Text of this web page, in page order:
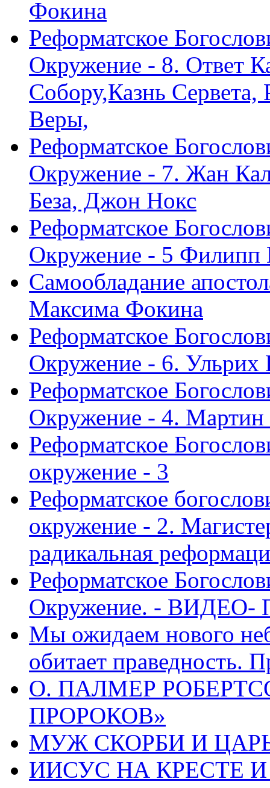
Фокина
Реформатское
Окружение - 8. Ответ
Собору,Казнь Сервета,
Веры,
Реформатское
Окружение - 7. Жан
Беза, Джон Нокс
Реформатское
Окружение - 5 Филипп
Самообладание
Максима Фокина
Реформатское
Окружение - 6. Ульрих
Реформатское
Окружение - 4.
Реформатское
окружение - 3
Реформатское
окружение - 2.
радикальная
Реформатское
Окружение. - ВИДЕО-
Мы ожидаем нового
обитает праведность.
О. ПАЛМЕР
ПРОРОКОВ»
МУЖ СКОРБИ И ЦАРЬ
ИИСУС НА КРЕСТЕ